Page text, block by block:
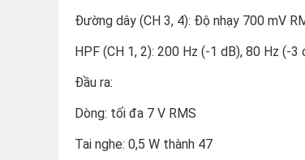
Đường dây (CH 3, 4): Độ nhạy 700 mV
HPF (CH 1, 2): 200 Hz (-1 dB), 80 Hz (-3
Đầu ra:
Dòng: tối đa 7 V RMS
Tai nghe: 0,5 W thành 47